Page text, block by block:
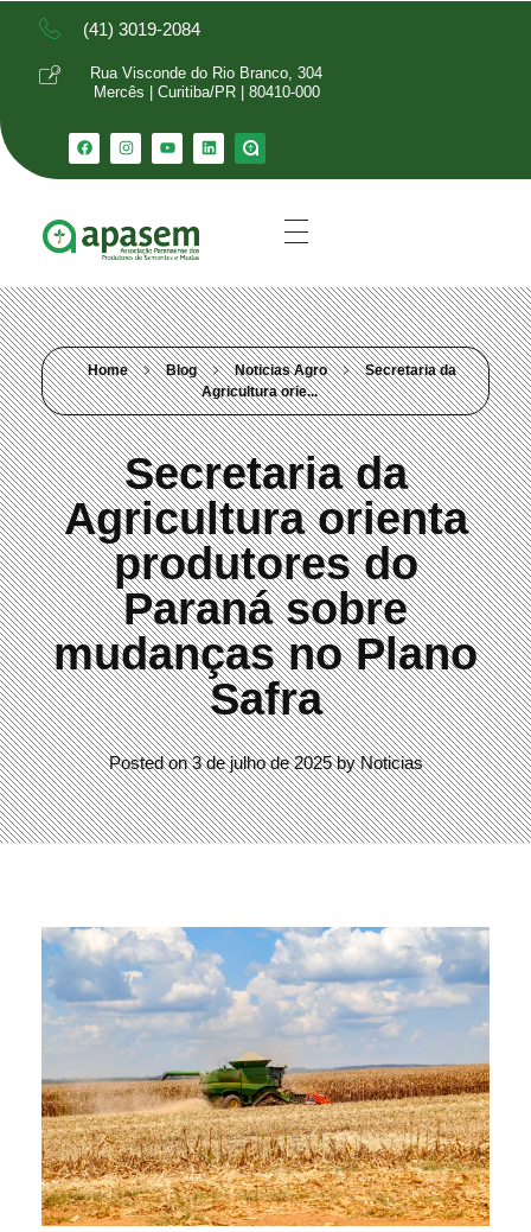
(41) 3019-2084
Rua Visconde do Rio Branco, 304
Mercês | Curitiba/PR | 80410-000
Home Blog Noticias Agro
Secretaria da
Agricultura orie...
Secretaria da
Agricultura orienta
produtores do
Paraná sobre
mudanças no Plano
Safra
Posted on 3 de julho de 2025 by Noticias